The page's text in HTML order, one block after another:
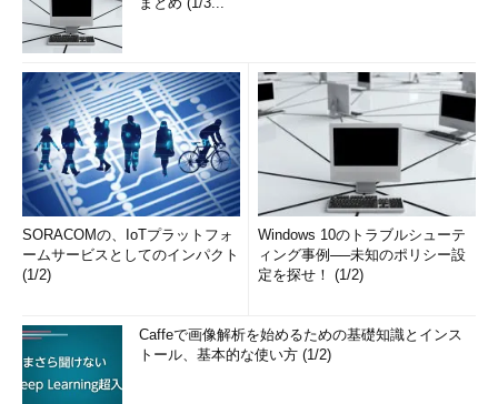
SORACOMの、IoTプラットフォ
ームサービスとしてのインパクト
(1/2)
Windows 10のトラブルシューテ
ィング事例──未知のポリシー設
定を探せ！ (1/2)
Caffeで画像解析を始めるための基礎知識とインス
トール、基本的な使い方 (1/2)